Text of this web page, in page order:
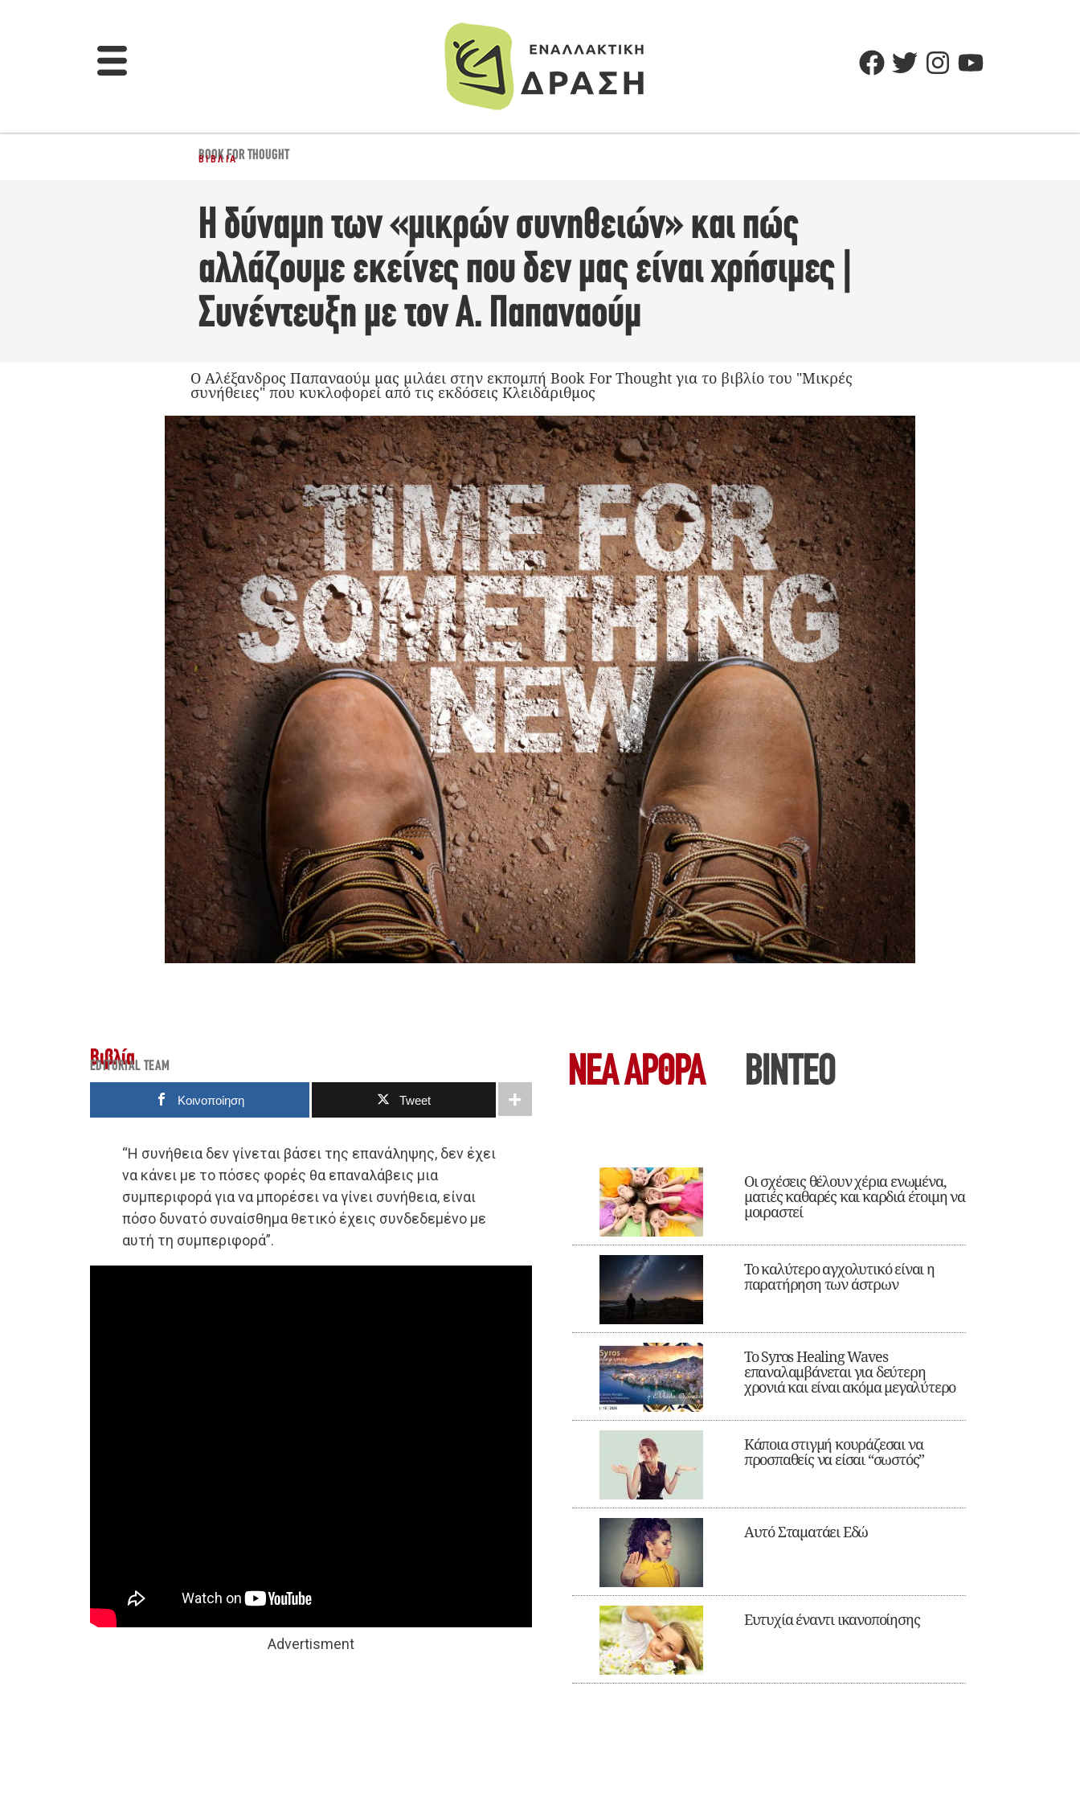
BOOK FOR THOUGHT
ΒΙΒΛΊΑ
Η δύναμη των «μικρών συνηθειών» και πώς
αλλάζουμε εκείνες που δεν μας είναι χρήσιμες |
Συνέντευξη με τον Α. Παπαναούμ
Ο Αλέξανδρος Παπαναούμ μας μιλάει στην εκπομπή Book For Thought για το βιβλίο του "Μικρές
συνήθειες" που κυκλοφορεί από τις εκδόσεις Κλειδάριθμος
Βιβλία
EDITORIAL TEAM
Κοινοποίηση Tweet
“Η συνήθεια δεν γίνεται βάσει της επανάληψης, δεν έχει
να κάνει με το πόσες φορές θα επαναλάβεις μια
συμπεριφορά για να μπορέσει να γίνει συνήθεια, είναι
πόσο δυνατό συναίσθημα θετικό έχεις συνδεδεμένο με
αυτή τη συμπεριφορά”.
Advertisment
ΝΕΑ ΆΡΘΡΑ ΒΙΝΤΕΟ
Οι σχέσεις θέλουν χέρια ενωμένα,
ματιές καθαρές και καρδιά έτοιμη να
μοιραστεί
Το καλύτερο αγχολυτικό είναι η
παρατήρηση των άστρων
Το Syros Healing Waves
επαναλαμβάνεται για δεύτερη
χρονιά και είναι ακόμα μεγαλύτερο
Κάποια στιγμή κουράζεσαι να
προσπαθείς να είσαι “σωστός”
Αυτό Σταματάει Εδώ
Ευτυχία έναντι ικανοποίησης